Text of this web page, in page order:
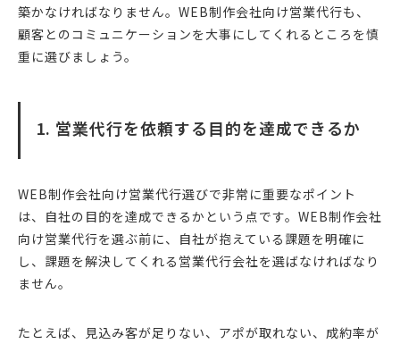
築かなければなりません。WEB制作会社向け営業代行も、
顧客とのコミュニケーションを大事にしてくれるところを慎
重に選びましょう。
1. 営業代行を依頼する目的を達成できるか
WEB制作会社向け営業代行選びで非常に重要なポイント
は、自社の目的を達成できるかという点です。WEB制作会社
向け営業代行を選ぶ前に、自社が抱えている課題を明確に
し、課題を解決してくれる営業代行会社を選ばなければなり
ません。
たとえば、見込み客が足りない、アポが取れない、成約率が